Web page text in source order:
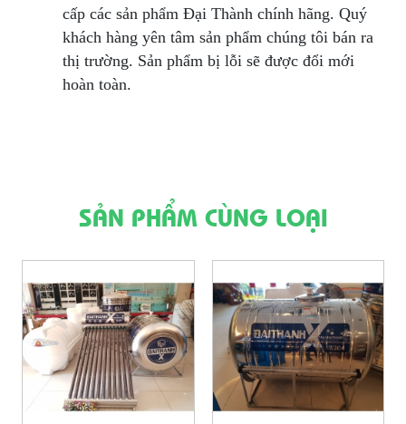
cấp các sản phẩm Đại Thành chính hãng. Quý
khách hàng yên tâm sản phẩm chúng tôi bán ra
thị trường. Sản phẩm bị lỗi sẽ được đổi mới
hoàn toàn.
SẢN PHẨM CÙNG LOẠI